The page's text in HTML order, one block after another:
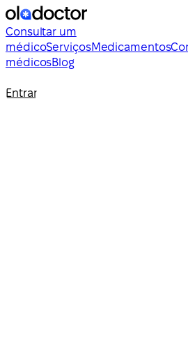
Consultar um
médicoServiçosMedicamentos
médicosBlog
Entrar